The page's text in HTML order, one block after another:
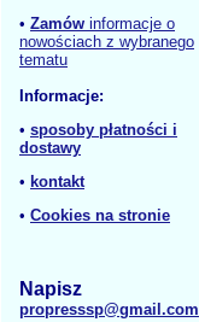
• Zamów informacje o
nowościach z wybranego
tematu
Informacje:
• sposoby płatności i
dostawy
• kontakt
• Cookies na stronie
Napisz
propresssp@gmail.com